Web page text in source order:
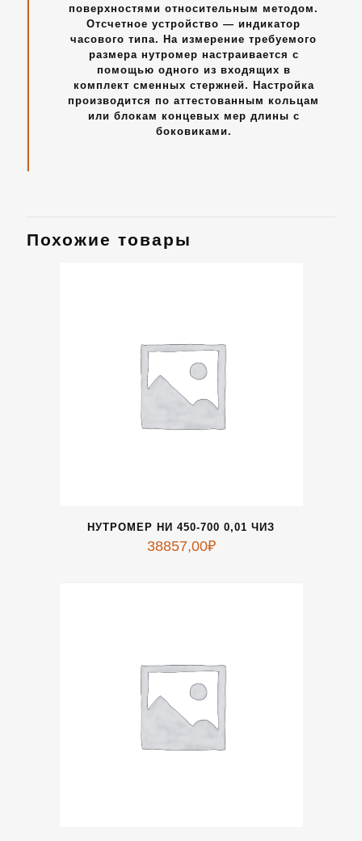
поверхностями относительным методом.
Отсчетное устройство — индикатор
часового типа. На измерение требуемого
размера нутромер настраивается с
помощью одного из входящих в
комплект сменных стержней. Настройка
производится по аттестованным кольцам
или блокам концевых мер длины с
боковиками.
Похожие товары
НУТРОМЕР НИ 450-700 0,01 ЧИЗ
38857,00₽